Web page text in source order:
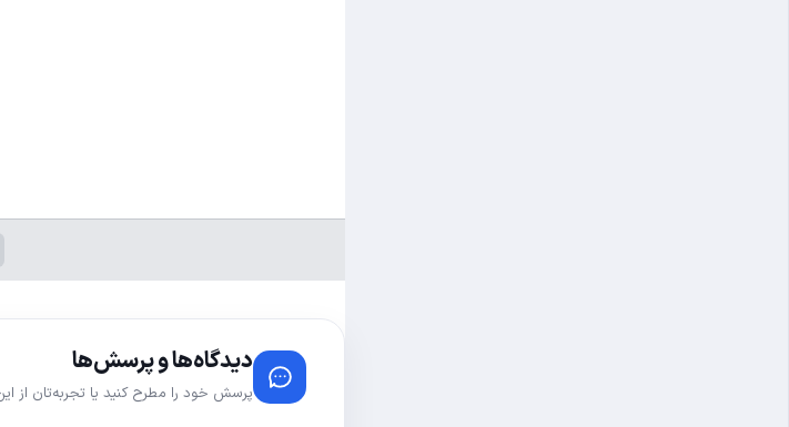
دیدگاه‌ها و پرسش‌ها
پرسش خود را مطرح کنید یا تجربه‌تان از